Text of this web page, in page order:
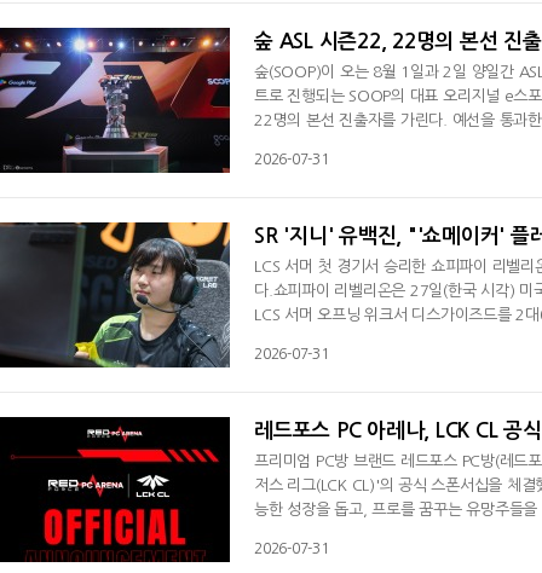
숲 ASL 시즌22, 22명의 본선 진
숲(SOOP)이 오는 8월 1일과 2일 양일간
트로 진행되는 SOOP의 대표 오리지널 e스
22명의 본선 진출자를 가린다. 예선을 통과
강 시드를 획득하며 본선 진출을 확정했다
2026-07-31
SR '지니' 유백진, "'쇼메이커' 플
LCS 서머 첫 경기서 승리한 쇼피파이 리벨
다.쇼피파이 리벨리온은 27일(한국 시각) 미
LCS 서머 오프닝 위크서 디스가이즈드를 2
혔다. 쇼피파이 리벨리온은 서머를 앞두고
2026-07-31
레드포스 PC 아레나, LCK CL 공
프리미엄 PC방 브랜드 레드포스 PC방(레드
저스 리그(LCK CL)'의 공식 스폰서십을 체
능한 성장을 돕고, 프로를 꿈꾸는 유망주들
생태계의 핵심 파트너로 확고히 자리매김하
2026-07-31